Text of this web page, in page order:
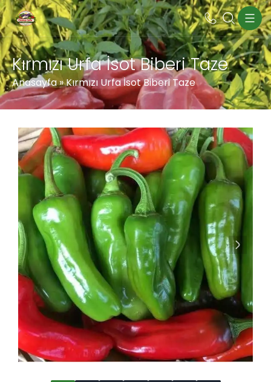
Kırmızı Urfa İsot Biberi Taze
Anasayfa»Kırmızı Urfa İsot Biberi Taze